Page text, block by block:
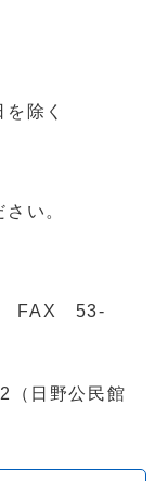
除く
い。
53-
日野公民館